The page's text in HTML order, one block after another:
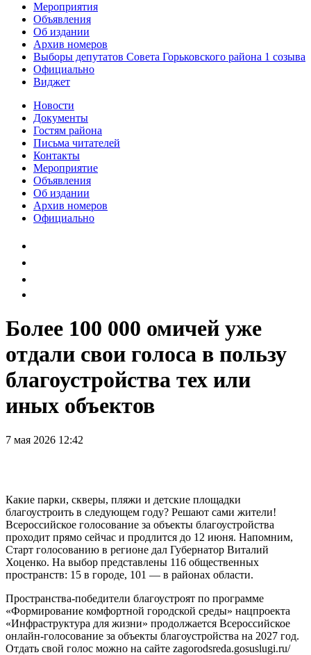
Мероприятия
Объявления
Об издании
Архив номеров
Выборы депутатов Совета Горьковского района 1 созыва
Официально
Виджет
Новости
Документы
Гостям района
Письма читателей
Контакты
Мероприятие
Объявления
Об издании
Архив номеров
Официально
Более 100 000 омичей уже
отдали свои голоса в пользу
благоустройства тех или
иных объектов
7 мая 2026 12:42
Какие парки, скверы, пляжи и детские площадки
благоустроить в следующем году? Решают сами жители!
Всероссийское голосование за объекты благоустройства
проходит прямо сейчас и продлится до 12 июня. Напомним,
Старт голосованию в регионе дал Губернатор Виталий
Хоценко. На выбор представлены 116 общественных
пространств: 15 в городе, 101 — в районах области.
Пространства-победители благоустроят по программе
«Формирование комфортной городской среды» нацпроекта
«Инфраструктура для жизни» продолжается Всероссийское
онлайн-голосование за объекты благоустройства на 2027 год.
Отдать свой голос можно на сайте zagorodsreda.gosuslugi.ru/